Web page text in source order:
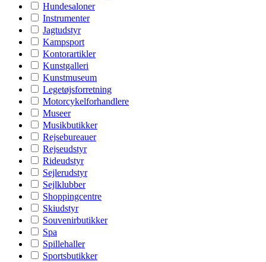
Hundesaloner
Instrumenter
Jagtudstyr
Kampsport
Kontorartikler
Kunstgalleri
Kunstmuseum
Legetøjsforretning
Motorcykelforhandlere
Museer
Musikbutikker
Rejsebureauer
Rejseudstyr
Rideudstyr
Sejlerudstyr
Sejlklubber
Shoppingcentre
Skiudstyr
Souvenirbutikker
Spa
Spillehaller
Sportsbutikker